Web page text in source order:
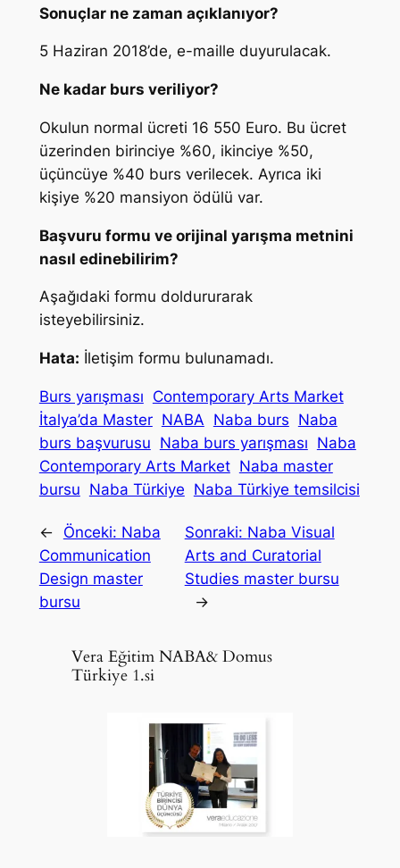
Sonuçlar ne zaman açıklanıyor?
5 Haziran 2018’de, e-maille duyurulacak.
Ne kadar burs veriliyor?
Okulun normal ücreti 16 550 Euro. Bu ücret
üzerinden birinciye %60, ikinciye %50,
üçüncüye %40 burs verilecek. Ayrıca iki
kişiye %20 mansiyon ödülü var.
Başvuru formu ve orijinal yarışma metnini
nasıl edinebilirim?
Aşağıdaki formu doldururarak
isteyebilirsiniz.
Hata: İletişim formu bulunamadı.
Burs yarışması Contemporary Arts Market
İtalya’da Master NABA Naba burs Naba
burs başvurusu Naba burs yarışması Naba
Contemporary Arts Market Naba master
bursu Naba Türkiye Naba Türkiye temsilcisi
← Önceki: Naba
Communication
Design master
bursu
Sonraki: Naba Visual
Arts and Curatorial
Studies master bursu
→
Vera Eğitim NABA& Domus
Türkiye 1.si